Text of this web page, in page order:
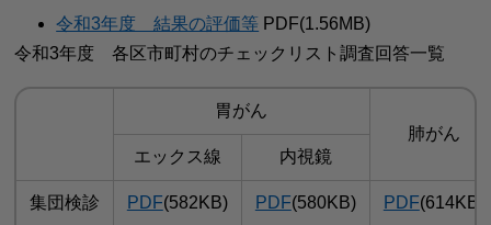
令和3年度 結果の評価等 PDF(1.56MB)
令和3年度 各区市町村のチェックリスト調査回答一覧
胃がん
肺がん
エックス線
内視鏡
集団検診 PDF(582KB) PDF(580KB) PDF(614KB)